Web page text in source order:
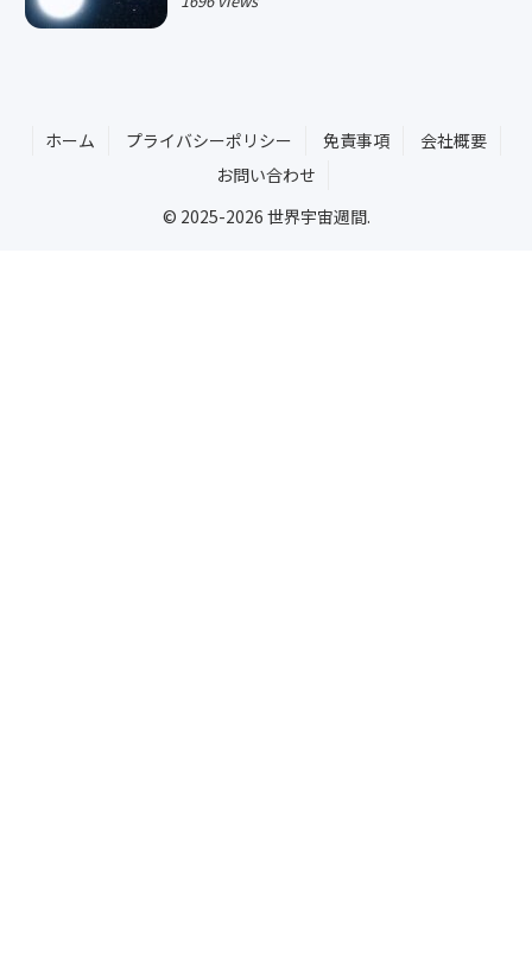
ホーム プライバシーポリシー 免責事項
会社概要
お問い合わせ
© 2025-2026 世界宇宙週間.